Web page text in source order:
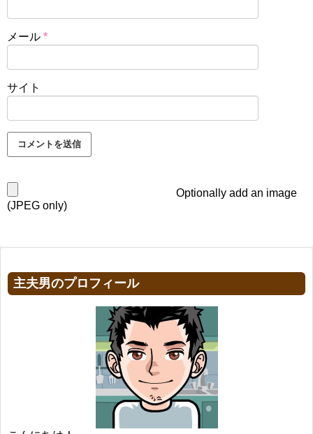
メール *
サイト
Optionally add an image
(JPEG only)
主夫男のプロフィール